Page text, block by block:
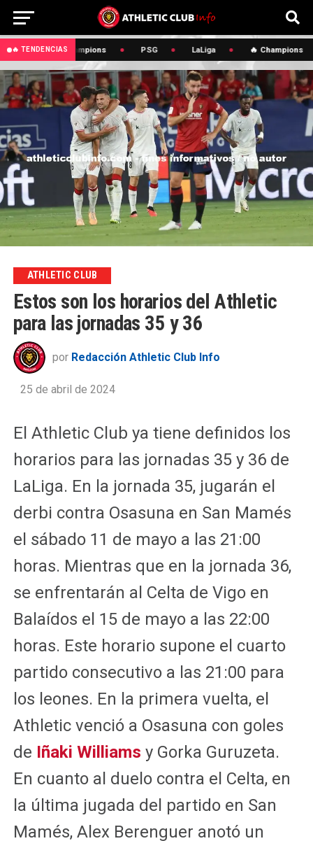
🔥 TENDENCIAS🔥 Champions PSG LaLiga 🔥 Champions
ATHLETIC CLUB
Estos son los horarios del Athletic
para las jornadas 35 y 36
por Redacción Athletic Club Info
25 de abril de 2024
El Athletic Club ya tiene definidos los
horarios para las jornadas 35 y 36 de
LaLiga. En la jornada 35, jugarán el
derbi contra Osasuna en San Mamés
el sábado 11 de mayo a las 21:00
horas. Mientras que en la jornada 36,
se enfrentarán al Celta de Vigo en
Balaídos el 15 de mayo a las 22:00
horas. Este horario supone el cuarto
partido consecutivo a las 21:00 para
los leones. En la primera vuelta, el
Athletic venció a Osasuna con goles
de Iñaki Williams y Gorka Guruzeta.
En cuanto al duelo contra el Celta, en
la última jugada del partido en San
Mamés, Alex Berenguer anotó un